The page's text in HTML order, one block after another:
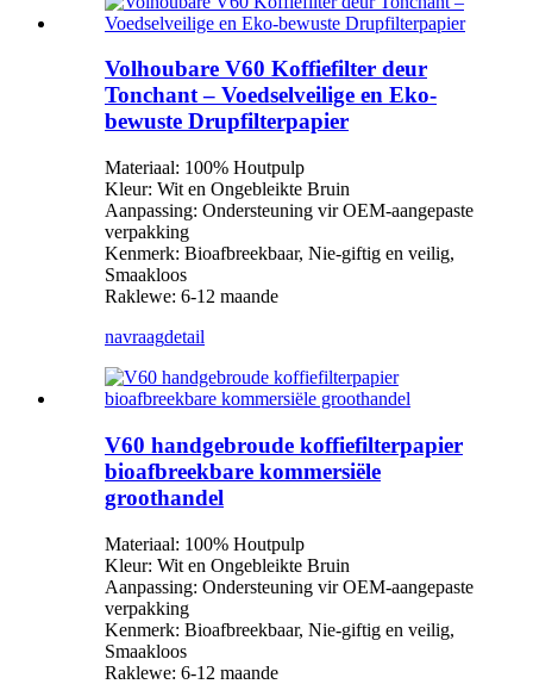
Volhoubare V60 Koffiefilter deur
Tonchant – Voedselveilige en Eko-
bewuste Drupfilterpapier
Materiaal: 100% Houtpulp
Kleur: Wit en Ongebleikte Bruin
Aanpassing: Ondersteuning vir OEM-aangepaste
verpakking
Kenmerk: Bioafbreekbaar, Nie-giftig en veilig,
Smaakloos
Raklewe: 6-12 maande
navraagdetail
V60 handgebroude koffiefilterpapier
bioafbreekbare kommersiële
groothandel
Materiaal: 100% Houtpulp
Kleur: Wit en Ongebleikte Bruin
Aanpassing: Ondersteuning vir OEM-aangepaste
verpakking
Kenmerk: Bioafbreekbaar, Nie-giftig en veilig,
Smaakloos
Raklewe: 6-12 maande